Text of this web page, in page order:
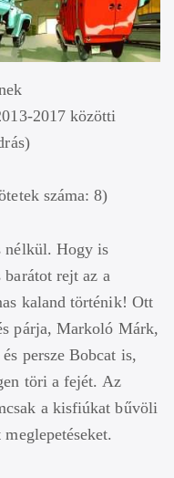
2017 közötti
száma: 8)
nélkül. Hogy is
rejt az a
kaland történik! Ott
párja, Markoló Márk,
persze Bobcat is,
töri a fejét. Az
a kisfiúkat bűvöli